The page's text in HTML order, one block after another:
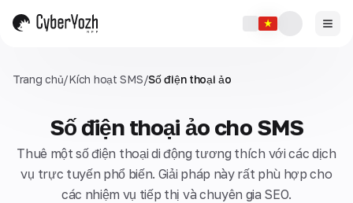
Trang chủ/Kích hoạt SMS/Số điện thoại ảo
Số điện thoại ảo cho SMS
Thuê một số điện thoại di động tương thích với các dịch
vụ trực tuyến phổ biến. Giải pháp này rất phù hợp cho
các nhiệm vụ tiếp thị và chuyên gia SEO.